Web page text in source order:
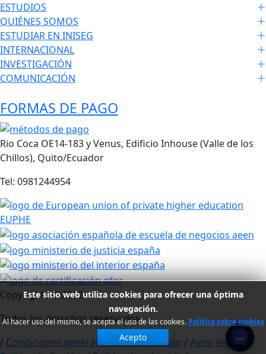
ESTUDIOS
QUIÉNES SOMOS
ESTUDIAR EN INISEG
INTERNACIONAL
INVESTIGACIÓN
COMUNICACIÓN
FORMAS DE PAGO
Rio Coca OE14-183 y Venus, Edificio Inhouse (Valle de los
Chillos), Quito/Ecuador
Tel: 0981244954
Copyrights ©2026
Todos los derechos reservados
/ Condiciones generales de contratación /Aviso legal/
Este sitio web utiliza cookies para ofrecer una óptima
navegación.
Al hacer uso del mismo, se acepta el uso de las cookies. Política sobre cookies
Acepto